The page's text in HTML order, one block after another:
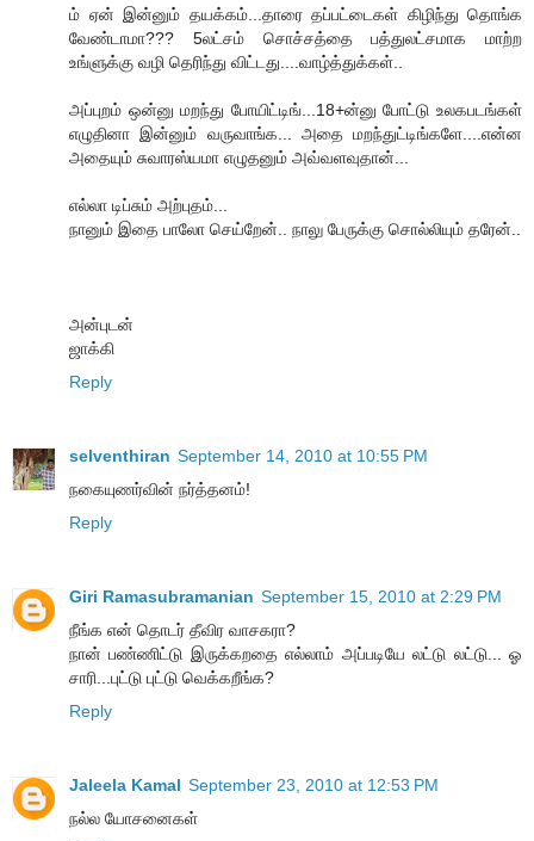
ம் ஏன் இன்னும் தயக்கம்...தாரை தப்பட்டைகள் கிழிந்து தொங்க
வேண்டாமா??? 5லட்சம் சொச்சத்தை பத்துலட்சமாக மாற்ற
உங்ளுக்கு வழி தெரிந்து விட்டது....வாழ்த்துக்கள்..
அப்புறம் ஒன்னு மறந்து போயிட்டிங்...18+ன்னு போட்டு உலகபடங்கள்
எழுதினா இன்னும் வருவாங்க... அதை மறந்துட்டிங்களே....என்ன
அதையும் சுவாரஸ்யமா எழுதனும் அவ்வளவுதான்...
எல்லா டிப்சும் அற்புதம்...
நானும் இதை பாலோ செய்றேன்.. நாலு பேருக்கு சொல்லியும் தரேன்..
அன்புடன்
ஜாக்கி
Reply
selventhiran September 14, 2010 at 10:55 PM
நகையுணர்வின் நர்த்தனம்!
Reply
Giri Ramasubramanian September 15, 2010 at 2:29 PM
நீங்க என் தொடர் தீவிர வாசகரா?
நான் பண்ணிட்டு இருக்கறதை எல்லாம் அப்படியே லட்டு லட்டு... ஓ
சாரி...புட்டு புட்டு வெக்கறீங்க?
Reply
Jaleela Kamal September 23, 2010 at 12:53 PM
நல்ல யோசனைகள்